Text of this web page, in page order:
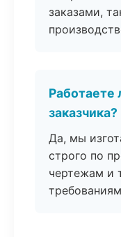
заказами,
Работаете
заказчика?
Да, мы
строго по
чертежам и